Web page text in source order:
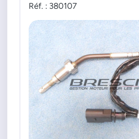
Réf. : 380107